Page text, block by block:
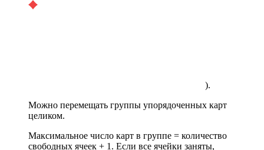
).
Можно перемещать группы упорядоченных карт
целиком.
Максимальное число карт в группе = количество
свободных ячеек + 1. Если все ячейки заняты,